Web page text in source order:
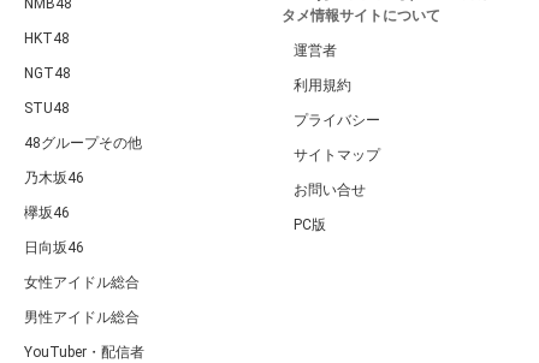
NMB48
HKT48
NGT48
STU48
48グループその他
乃木坂46
欅坂46
日向坂46
女性アイドル総合
男性アイドル総合
YouTuber・配信者
タメ情報サイトについて
運営者
利用規約
プライバシー
サイトマップ
お問い合せ
PC版